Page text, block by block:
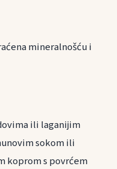
mineralnošću i
ili laganijim
sokom ili
koprom s povrćem